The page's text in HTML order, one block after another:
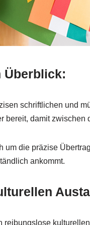
Überblick:
schriftlichen und
bereit, damit
um die präzise
ankommt.
reibungslose